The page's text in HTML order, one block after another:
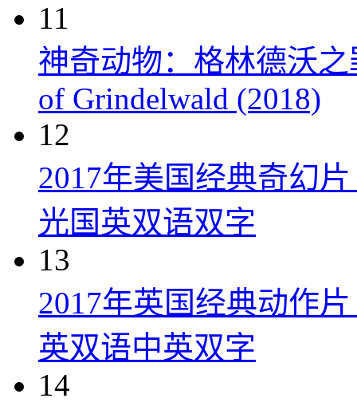
11
神奇动物：格林德沃之
of Grindelwald (2018)
12
2017年美国经典奇幻
光国英双语双字
13
2017年英国经典动作
英双语中英双字
14